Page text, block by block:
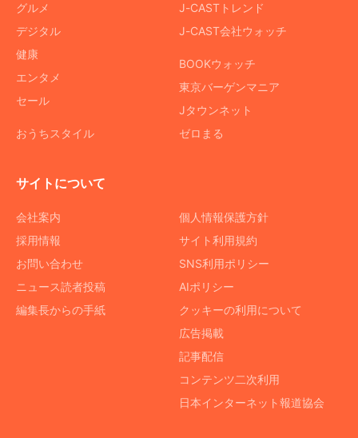
グルメ
デジタル
健康
エンタメ
セール
おうちスタイル
J-CASTトレンド
J-CAST会社ウォッチ
BOOKウォッチ
東京バーゲンマニア
Jタウンネット
ゼロまる
サイトについて
会社案内
採用情報
お問い合わせ
ニュース読者投稿
編集長からの手紙
個人情報保護方針
サイト利用規約
SNS利用ポリシー
AIポリシー
クッキーの利用について
広告掲載
記事配信
コンテンツ二次利用
日本インターネット報道協会